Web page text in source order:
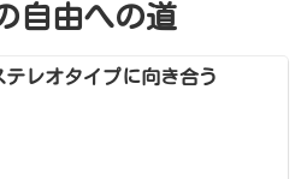
自由への道
テレオタイプに向き合う